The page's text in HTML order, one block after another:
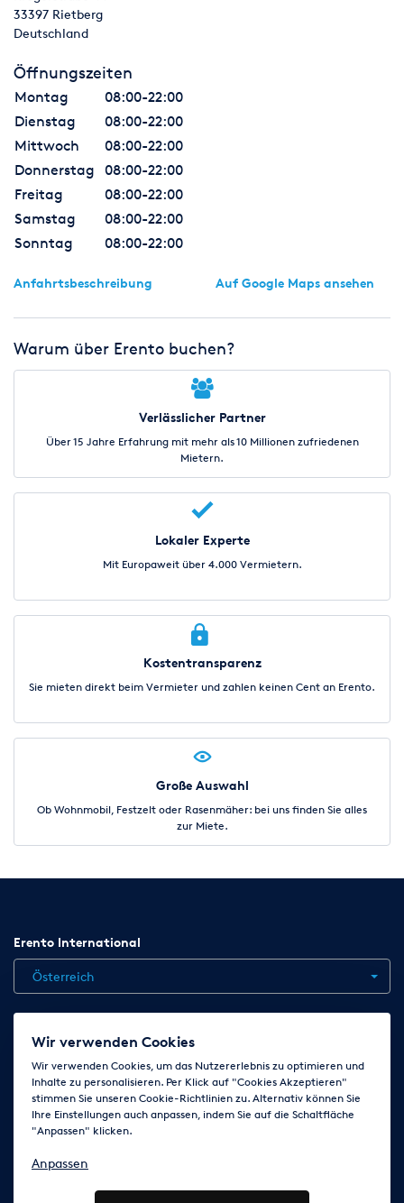
33397 Rietberg
Deutschland
Öffnungszeiten
Montag
08:00-22:00
Dienstag
08:00-22:00
Mittwoch
08:00-22:00
Donnerstag
08:00-22:00
Freitag
08:00-22:00
Samstag
08:00-22:00
Sonntag
08:00-22:00
Anfahrtsbeschreibung Auf Google Maps ansehen
Warum über Erento buchen?
Verlässlicher Partner
Über 15 Jahre Erfahrung mit mehr als 10 Millionen zufriedenen
Mietern.
Lokaler Experte
Mit Europaweit über 4.000 Vermietern.
Kostentransparenz
Sie mieten direkt beim Vermieter und zahlen keinen Cent an Erento.
Große Auswahl
Ob Wohnmobil, Festzelt oder Rasenmäher: bei uns finden Sie alles
zur Miete.
Erento International
Österreich
Jobs Kontakt News
AGB
Impressum Cookie-Einstellungen ändern
Folge uns auf
Wir verwenden Cookies
Wir verwenden Cookies, um das Nutzererlebnis zu optimieren und
Inhalte zu personalisieren. Per Klick auf "Cookies Akzeptieren"
stimmen Sie unseren Cookie-Richtlinien zu. Alternativ können Sie
Ihre Einstellungen auch anpassen, indem Sie auf die Schaltfläche
"Anpassen" klicken.
Anpassen